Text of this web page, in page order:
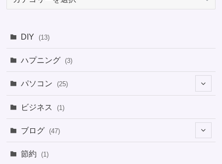
DIY (13)
ハプニング (3)
パソコン (25)
(8)
(1)
ビジネス (1)
ブログ (47)
節約 (1)